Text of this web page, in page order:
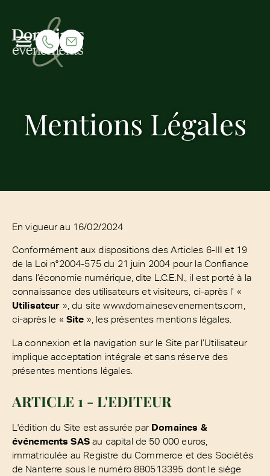
Mentions Légales
En vigueur au 16/02/2024
Conformément aux dispositions des Articles 6-III et 19
de la Loi n°2004-575 du 21 juin 2004 pour la Confiance
dans l’économie numérique, dite L.C.E.N., il est porté à la
connaissance des utilisateurs et visiteurs, ci-après l’ «
Utilisateur », du site www.domainesevenements.com,
ci-après le « Site », les présentes mentions légales.
La connexion et la navigation sur le Site par l’Utilisateur
implique acceptation intégrale et sans réserve des
présentes mentions légales.
ARTICLE 1 - L'EDITEUR
L'édition du Site est assurée par Domaines &
événements SASau capital de 50 000 euros,
immatriculée au Registre du Commerce et des Sociétés
de Nanterre sous le numéro 880513395 dont le siège